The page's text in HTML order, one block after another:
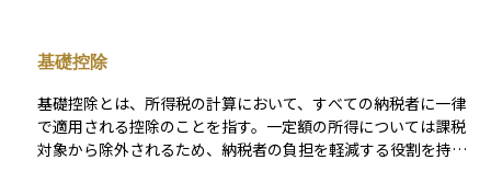
（最大330㎡まで）など、細かな条件を満たす必要があります。
須であり、準備不足や誤解によって適用を逃すケースもあるた
め注意が必要です。 自宅や事業用不動産を含む資産を次世代に
円滑に引き継ぐ上で、この特例は極めて重要な制度のひとつで
に資産を移転する際には活用されることが多く、教育資金や住
宅取得資金などに関しては、一定の条件を満たすことで非課税
となる特例もあります。 なお、現在は「暦年課税」と「相続時
精算課税」の2制度が併存していますが、政府は近年、相続税と
贈与税の一体化を含めた制度改正を検討しており、将来的に制
基礎控除
基礎控除とは、所得税の計算において、すべての納税者に一律
で適用される控除のことを指す。一定額の所得については課税
対象から除外されるため、納税者の負担を軽減する役割を持